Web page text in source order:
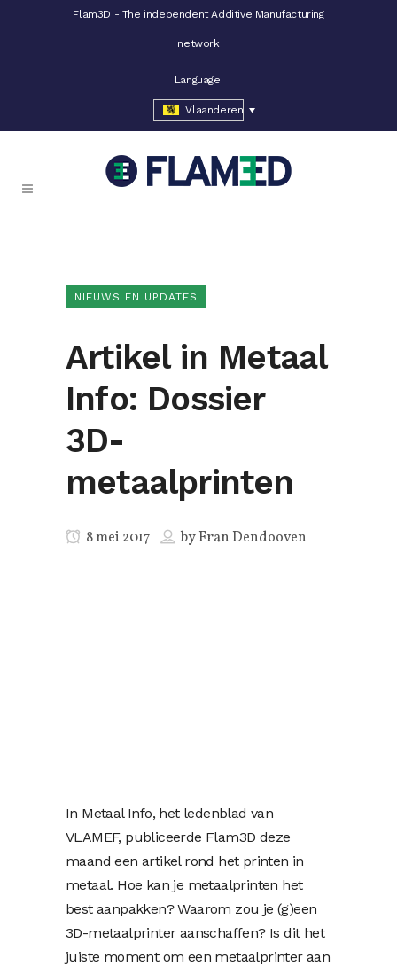
Flam3D - The independent Additive Manufacturing
network
Language:
Vlaanderen
NIEUWS EN UPDATES
Artikel in Metaal
Info: Dossier
3D-
metaalprinten
8 mei 2017 byFran Dendooven
In Metaal Info, het ledenblad van
VLAMEF, publiceerde Flam3D deze
maand een artikel rond het printen in
metaal. Hoe kan je metaalprinten het
best aanpakken? Waarom zou je (g)een
3D-metaalprinter aanschaffen? Is dit het
juiste moment om een metaalprinter aan